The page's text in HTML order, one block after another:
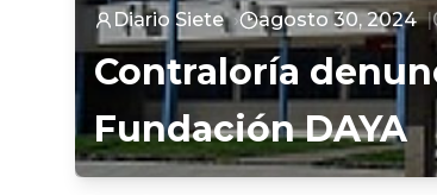
Diario Siete agosto 30, 2024
Contraloría
Fundación DAYA